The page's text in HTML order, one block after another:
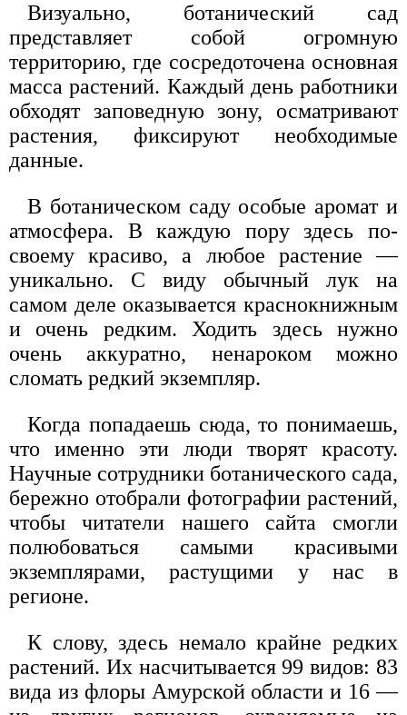
Визуально, ботанический сад
представляет собой огромную
территорию, где сосредоточена основная
масса растений. Каждый день работники
обходят заповедную зону, осматривают
растения, фиксируют необходимые
данные.
В ботаническом саду особые аромат и
атмосфера. В каждую пору здесь по-
своему красиво, а любое растение —
уникально. С виду обычный лук на
самом деле оказывается краснокнижным
и очень редким. Ходить здесь нужно
очень аккуратно, ненароком можно
сломать редкий экземпляр.
Когда попадаешь сюда, то понимаешь,
что именно эти люди творят красоту.
Научные сотрудники ботанического сада,
бережно отобрали фотографии растений,
чтобы читатели нашего сайта смогли
полюбоваться самыми красивыми
экземплярами, растущими у нас в
регионе.
К слову, здесь немало крайне редких
растений. Их насчитывается 99 видов: 83
вида из флоры Амурской области и 16 —